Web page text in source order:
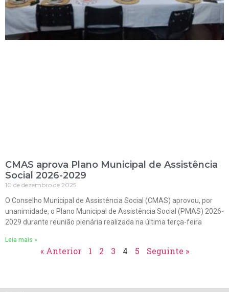
CMAS aprova Plano Municipal de Assistência
Social 2026-2029
10 de dezembro de 2025
O Conselho Municipal de Assistência Social (CMAS) aprovou, por
unanimidade, o Plano Municipal de Assistência Social (PMAS) 2026-
2029 durante reunião plenária realizada na última terça-feira
Leia mais »
« Anterior 1 2 3 4 5 Seguinte »